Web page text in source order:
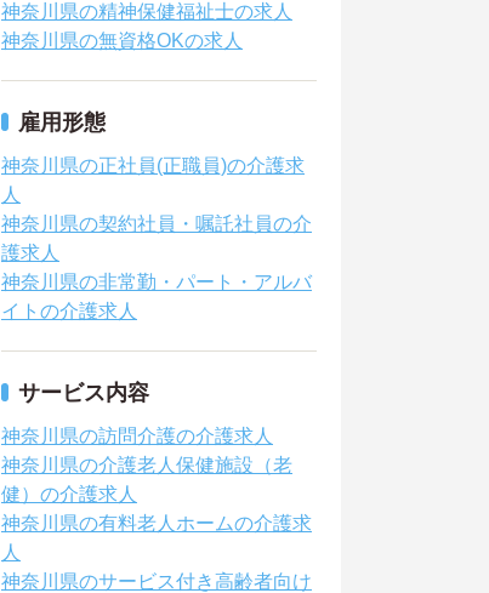
神奈川県の精神保健福祉士の求人
神奈川県の無資格OKの求人
雇用形態
神奈川県の正社員(正職員)の介護求
人
神奈川県の契約社員・嘱託社員の介
護求人
神奈川県の非常勤・パート・アルバ
イトの介護求人
サービス内容
神奈川県の訪問介護の介護求人
神奈川県の介護老人保健施設（老
健）の介護求人
神奈川県の有料老人ホームの介護求
人
神奈川県のサービス付き高齢者向け